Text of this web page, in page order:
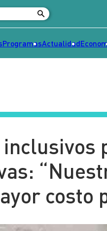
ProgramasActualidad
costo